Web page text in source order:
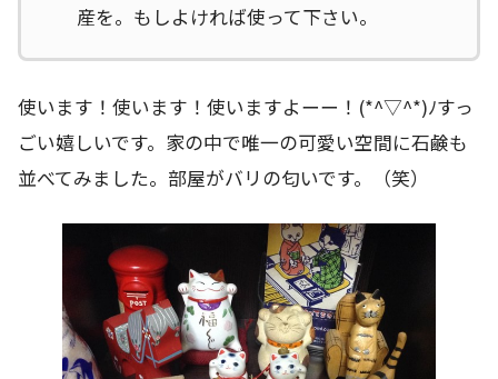
産を。もしよければ使って下さい。
使います！使います！使いますよーー！(*^▽^*)ﾉすっ
ごい嬉しいです。家の中で唯一の可愛い空間に石鹸も
並べてみました。部屋がバリの匂いです。（笑）